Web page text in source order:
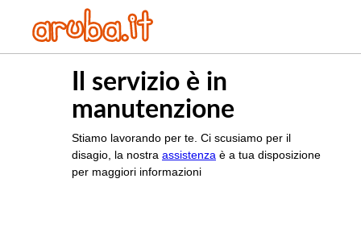
Il servizio è in
manutenzione
Stiamo lavorando per te. Ci scusiamo per il
disagio, la nostra assistenza è a tua disposizione
per maggiori informazioni